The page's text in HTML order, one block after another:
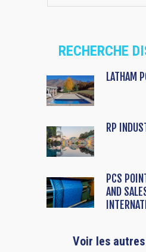
RECHERCHE
LATHAM
RP
PCS
AND
Voir les